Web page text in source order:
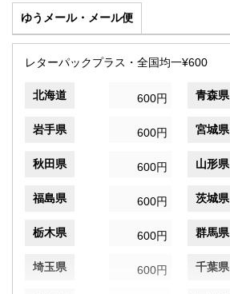
ゆうメール・メール便
レターパックプラス・全国均一¥600
北海道 600円 青森県
岩手県 600円 宮城県
秋田県 600円 山形県
福島県 600円 茨城県
栃木県 600円 群馬県
埼玉県 600円 千葉県